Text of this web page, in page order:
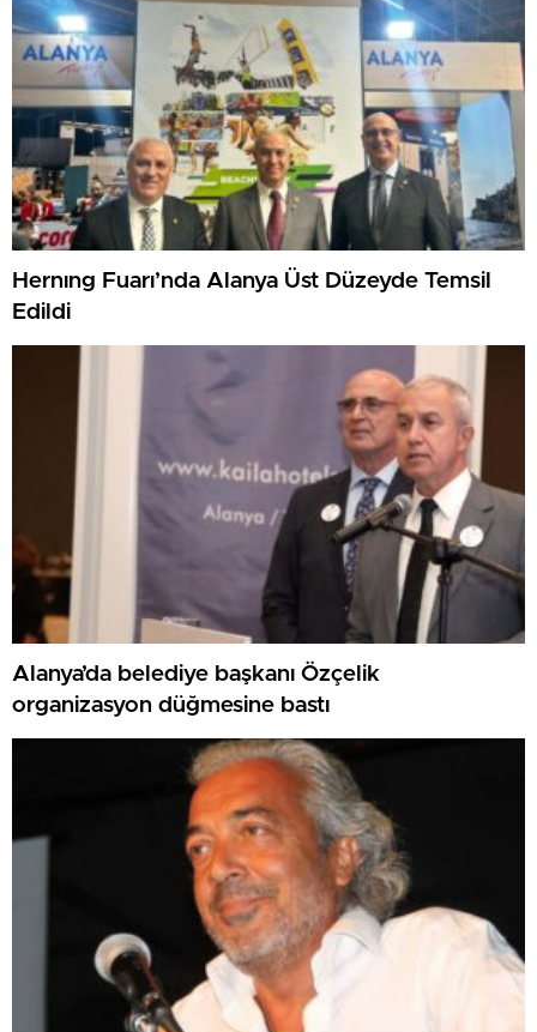
Hernıng Fuarı’nda Alanya Üst Düzeyde Temsil
Edildi
Alanya’da belediye başkanı Özçelik
organizasyon düğmesine bastı